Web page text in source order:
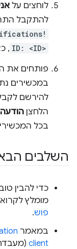
לוחצים על
להתקבל
ID: <ID>
,
פותחים את
במכשירים
להירשם
הלחצן
בכל
השלבים
כדי להבין
מומלץ
פוש.
במאמר
client